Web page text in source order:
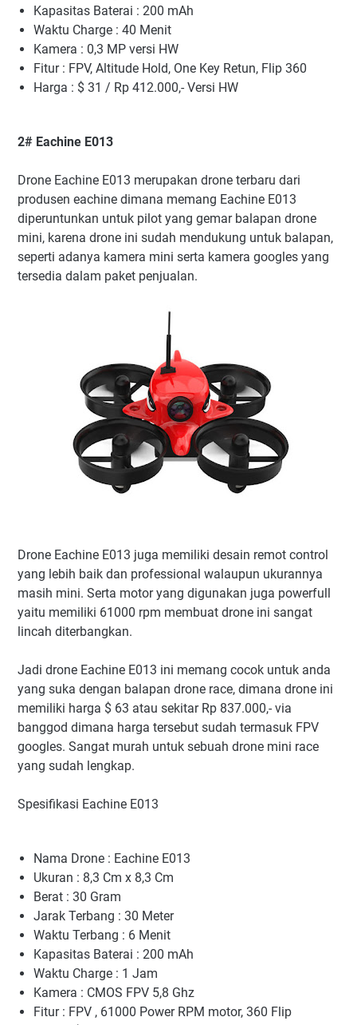
Kapasitas Baterai : 200 mAh
Waktu Charge : 40 Menit
Kamera : 0,3 MP versi HW
Fitur : FPV, Altitude Hold, One Key Retun, Flip 360
Harga : $ 31 / Rp 412.000,- Versi HW
2# Eachine E013
Drone Eachine E013 merupakan drone terbaru dari
produsen eachine dimana memang Eachine E013
diperuntunkan untuk pilot yang gemar balapan drone
mini, karena drone ini sudah mendukung untuk balapan,
seperti adanya kamera mini serta kamera googles yang
tersedia dalam paket penjualan.
Drone Eachine E013 juga memiliki desain remot control
yang lebih baik dan professional walaupun ukurannya
masih mini. Serta motor yang digunakan juga powerfull
yaitu memiliki 61000 rpm membuat drone ini sangat
lincah diterbangkan.
Jadi drone Eachine E013 ini memang cocok untuk anda
yang suka dengan balapan drone race, dimana drone ini
memiliki harga $ 63 atau sekitar Rp 837.000,- via
banggod dimana harga tersebut sudah termasuk FPV
googles. Sangat murah untuk sebuah drone mini race
yang sudah lengkap.
Spesifikasi Eachine E013
Nama Drone : Eachine E013
Ukuran : 8,3 Cm x 8,3 Cm
Berat : 30 Gram
Jarak Terbang : 30 Meter
Waktu Terbang : 6 Menit
Kapasitas Baterai : 200 mAh
Waktu Charge : 1 Jam
Kamera : CMOS FPV 5,8 Ghz
Fitur : FPV , 61000 Power RPM motor, 360 Flip